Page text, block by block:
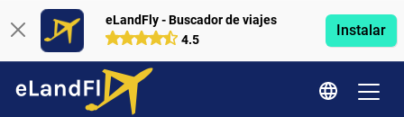
eLandFly - Buscador de viajes
4.5
Instalar